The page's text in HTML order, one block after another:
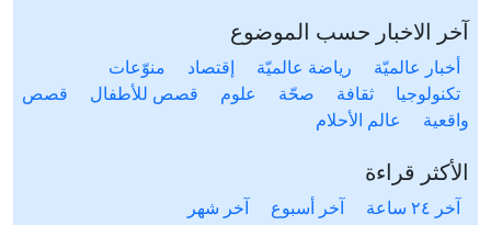
آخر الاخبار حسب الموضوع
أخبار عالميّة رياضة عالميّة إقتصاد
منوّعات
تكنولوجيا
ثقافة صحّة علوم قصص للأطفال
قصص
واقعية
عالم الأحلام
الأكثر قراءة
آخر ٢٤ ساعة آخر أسبوع آخر شهر